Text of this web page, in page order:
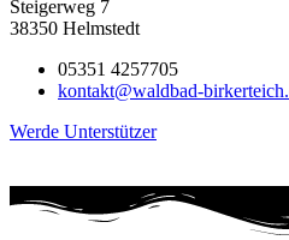
Steigerweg 7
38350 Helmstedt
05351 4257705
kontakt@waldbad-
Werde Unterstützer